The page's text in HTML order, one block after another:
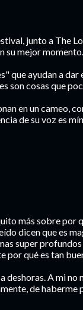
junto a The
su mejor momento.
que ayudan a
son cosas que
en un cameo,
de su voz es
más sobre por
dicen que es
super
por qué es tan
deshoras. A mi
de haberme